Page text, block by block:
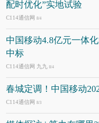
配时优化”实地试验
C114通信网 8/4
中国移动4.8亿元一体
中标
C114通信网 九九 8/4
春城定调！中国移动
C114通信网 8/3